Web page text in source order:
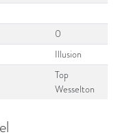
0
Illusion
Top
Wesselton